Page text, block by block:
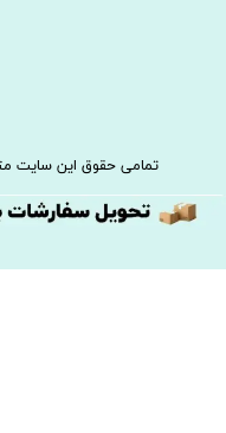
تمامی حقوق این سایت